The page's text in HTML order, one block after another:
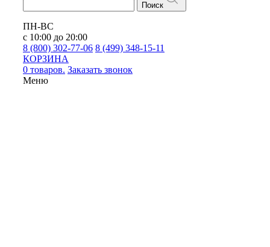
Поиск
ПН-ВС
с 10:00 до 20:00
8 (800) 302-77-06 8 (499) 348-15-11
КОРЗИНА
0 товаров. Заказать звонок
Меню